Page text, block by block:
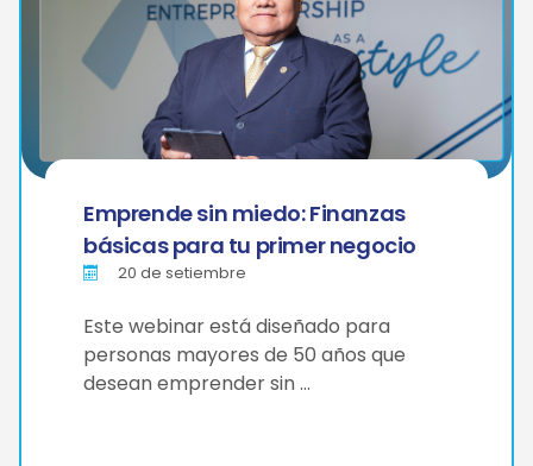
Emprende sin miedo: Finanzas
básicas para tu primer negocio
20 de setiembre
Este webinar está diseñado para
personas mayores de 50 años que
desean emprender sin …